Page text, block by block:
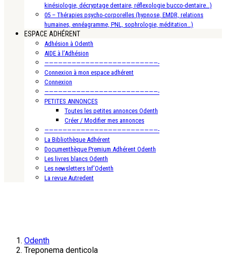
kinésiologie, décryptage dentaire, réflexologie bucco-dentaire…)
05 – Thérapies psycho-corporelles (hypnose, EMDR, relations
humaines, ennéagramme, PNL, sophrologie, méditation…)
ESPACE ADHÉRENT
Adhésion à Odenth
AIDE à l’Adhésion
—————————————————————————-
Connexion à mon espace adhérent
Connexion
—————————————————————————-
PETITES ANNONCES
Toutes les petites annonces Odenth
Créer / Modifier mes annonces
—————————————————————————-
La Bibliothèque Adhérent
Documenthèque Premium Adhérent Odenth
Les livres blancs Odenth
Les newsletters Inf’Odenth
La revue Autredent
Odenth
Treponema denticola